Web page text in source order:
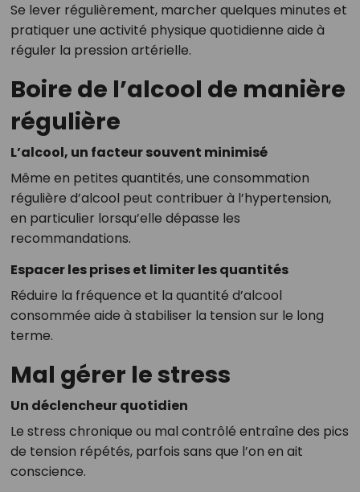
Se lever régulièrement, marcher quelques minutes et
pratiquer une activité physique quotidienne aide à
réguler la pression artérielle.
Boire de l’alcool de manière
régulière
L’alcool, un facteur souvent minimisé
Même en petites quantités, une consommation
régulière d’alcool peut contribuer à l’hypertension,
en particulier lorsqu’elle dépasse les
recommandations.
Espacer les prises et limiter les quantités
Réduire la fréquence et la quantité d’alcool
consommée aide à stabiliser la tension sur le long
terme.
Mal gérer le stress
Un déclencheur quotidien
Le stress chronique ou mal contrôlé entraîne des pics
de tension répétés, parfois sans que l’on en ait
conscience.